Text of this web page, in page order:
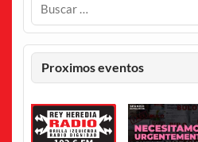
Proximos eventos